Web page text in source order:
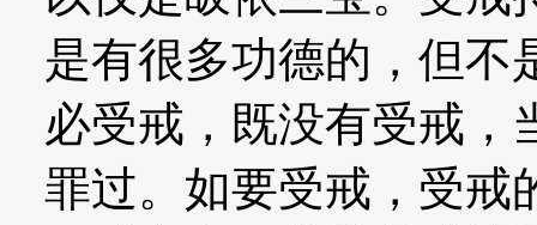
是有很多功德的，但不
必受戒，既没有受戒，
罪过。如要受戒，受戒